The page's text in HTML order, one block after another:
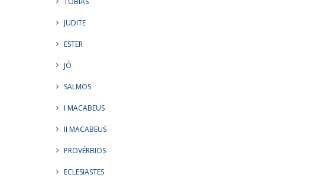
JUDITE
ESTER
JÓ
SALMOS
I MACABEUS
II MACABEUS
PROVÉRBIOS
ECLESIASTES